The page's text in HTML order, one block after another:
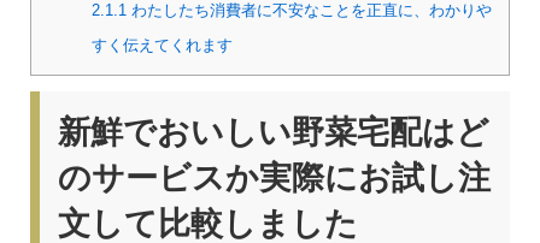
2.1.1 わたしたち消費者に不安なことを正直に、わかりや
すく伝えてくれます
新鮮でおいしい野菜宅配はど
のサービスか実際にお試し注
文して比較しました